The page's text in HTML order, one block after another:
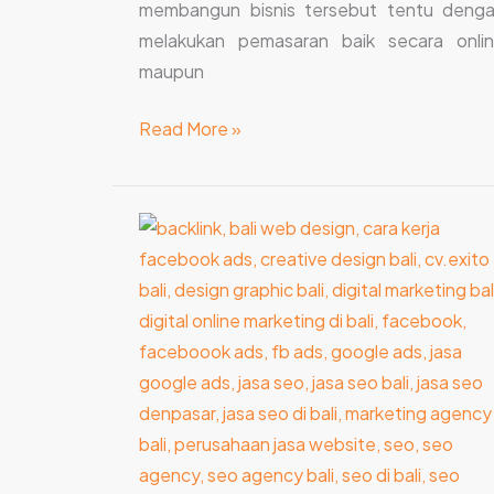
membangun bisnis tersebut tentu
melakukan pemasaran baik secara
maupun
Read More »
Strategi
SEO
dari
Pembuat
Website
di
Bali
Andal